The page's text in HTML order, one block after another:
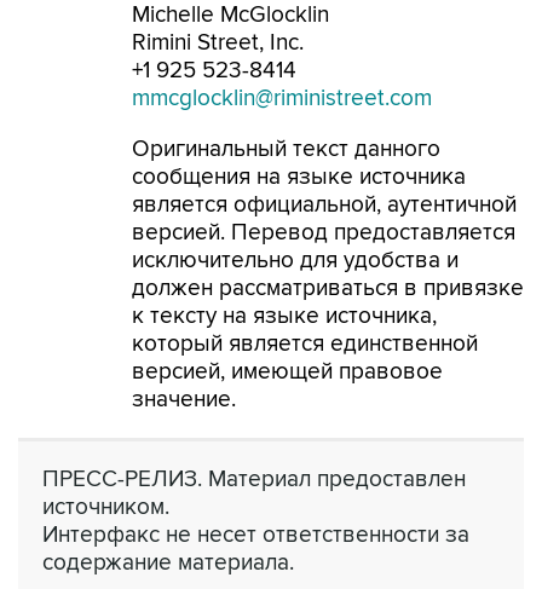
Michelle McGlocklin
Rimini Street, Inc.
+1 925 523-8414
mmcglocklin@riministreet.com
Оригинальный текст данного
сообщения на языке источника
является официальной, аутентичной
версией. Перевод предоставляется
исключительно для удобства и
должен рассматриваться в привязке
к тексту на языке источника,
который является единственной
версией, имеющей правовое
значение.
ПРЕСС-РЕЛИЗ. Материал предоставлен
источником.
Интерфакс не несет ответственности за
содержание материала.